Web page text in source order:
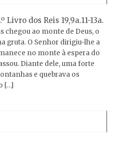
Livro dos Reis 19,9a.11-13a.
chegou ao monte de Deus, o
gruta. O Senhor dirigiu-lhe a
no monte à espera do
Diante dele, uma forte
e quebrava os
[…]